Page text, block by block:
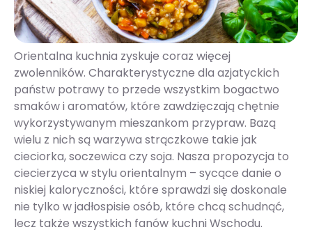
Orientalna kuchnia zyskuje coraz więcej
zwolenników. Charakterystyczne dla azjatyckich
państw potrawy to przede wszystkim bogactwo
smaków i aromatów, które zawdzięczają chętnie
wykorzystywanym mieszankom przypraw. Bazą
wielu z nich są warzywa strączkowe takie jak
cieciorka, soczewica czy soja. Nasza propozycja to
ciecierzyca w stylu orientalnym – sycące danie o
niskiej kaloryczności, które sprawdzi się doskonale
nie tylko w jadłospisie osób, które chcą schudnąć,
lecz także wszystkich fanów kuchni Wschodu.